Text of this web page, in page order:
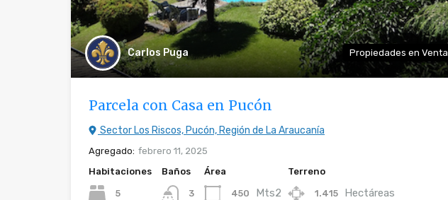
Carlos Puga Propiedades en Venta
Parcela con Casa en Pucón
Sector Los Riscos, Pucón, Región de La Araucanía
Agregado: febrero 11, 2025
Habitaciones
5
Baños
3
Área
450 Mts2
Terreno
1.415 Hectáreas